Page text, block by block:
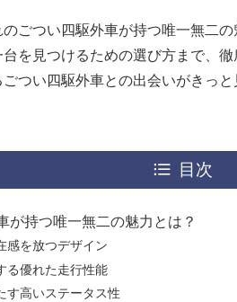
ごつい四駆外車が持つ唯一無二
を見つけるための選び方まで、
つい四駆外車との出会いがきっと
目次
が持つ唯一無二の魅力とは？
感を放つデザイン
る優れた走行性能
す高いステータス性